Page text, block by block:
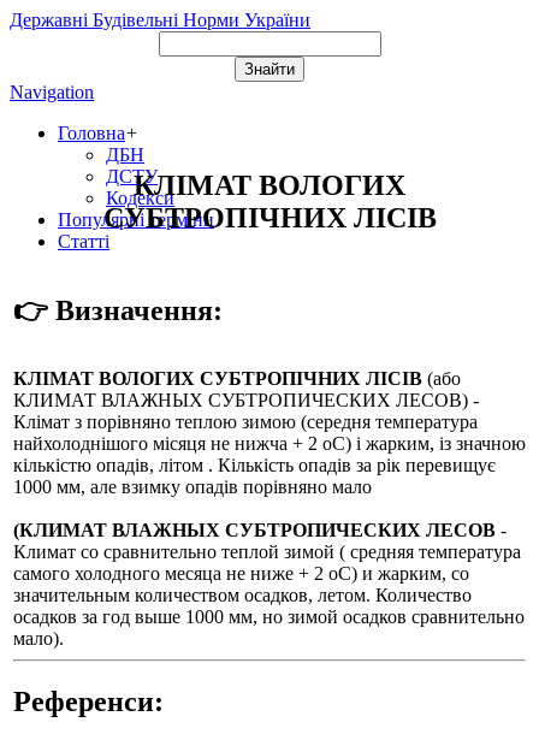
Державні Будівельні Норми України
Navigation
Головна+
ДБН
ДСТУ
Кодекси
Популярні терміни
Статті
КЛІМАТ ВОЛОГИХ
СУБТРОПІЧНИХ ЛІСІВ
👉 Визначення:
КЛІМАТ ВОЛОГИХ СУБТРОПІЧНИХ ЛІСІВ (або
КЛИМАТ ВЛАЖНЫХ СУБТРОПИЧЕСКИХ ЛЕСОВ) -
Клімат з порівняно теплою зимою (середня температура
найхолоднішого місяця не нижча + 2 оС) і жарким, із значною
кількістю опадів, літом . Кількість опадів за рік перевищує
1000 мм, але взимку опадів порівняно мало
(КЛИМАТ ВЛАЖНЫХ СУБТРОПИЧЕСКИХ ЛЕСОВ -
Климат со сравнительно теплой зимой ( средняя температура
самого холодного месяца не ниже + 2 оС) и жарким, со
значительным количеством осадков, летом. Количество
осадков за год выше 1000 мм, но зимой осадков сравнительно
мало).
Референси: